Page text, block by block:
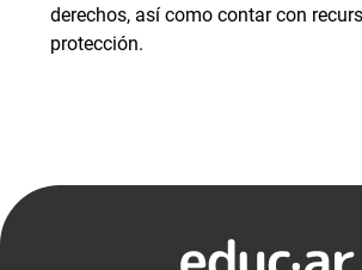
derechos, así como contar con
protección.